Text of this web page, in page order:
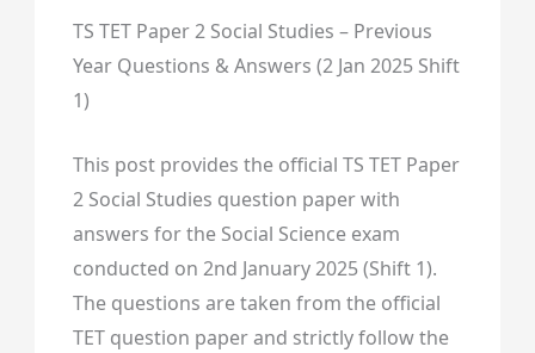
TS TET Paper 2 Social Studies – Previous
Year Questions & Answers (2 Jan 2025 Shift
1)
This post provides the official TS TET Paper
2 Social Studies question paper with
answers for the Social Science exam
conducted on 2nd January 2025 (Shift 1).
The questions are taken from the official
TET question paper and strictly follow the